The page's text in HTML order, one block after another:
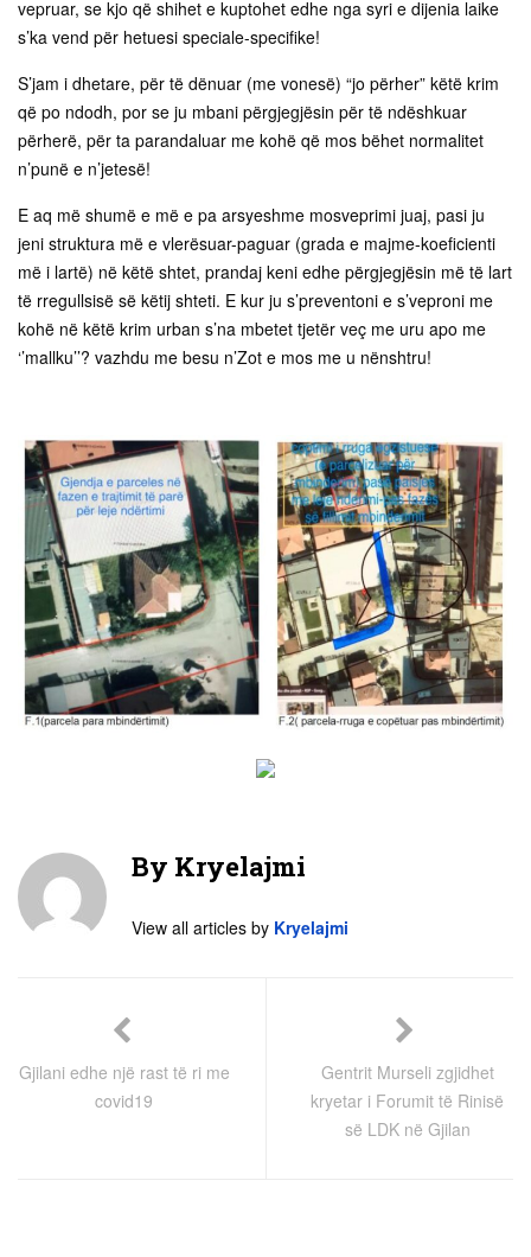
vepruar, se kjo që shihet e kuptohet edhe nga syri e dijenia laike
s’ka vend për hetuesi speciale-specifike!
S’jam i dhetare, për të dënuar (me vonesë) “jo përher” këtë krim
që po ndodh, por se ju mbani përgjegjësin për të ndëshkuar
përherë, për ta parandaluar me kohë që mos bëhet normalitet
n’punë e n’jetesë!
E aq më shumë e më e pa arsyeshme mosveprimi juaj, pasi ju
jeni struktura më e vlerësuar-paguar (grada e majme-koeficienti
më i lartë) në këtë shtet, prandaj keni edhe përgjegjësin më të lart
të rregullsisë së këtij shteti. E kur ju s’preventoni e s’veproni me
kohë në këtë krim urban s’na mbetet tjetër veç me uru apo me
‘’mallku’’? vazhdu me besu n’Zot e mos me u nënshtru!
By Kryelajmi
View all articles by Kryelajmi
Gjilani edhe një rast të ri me
covid19
Gentrit Murseli zgjidhet
kryetar i Forumit të Rinisë
së LDK në Gjilan